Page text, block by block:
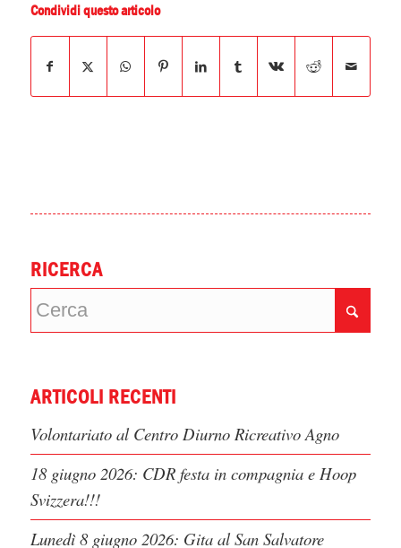
Condividi questo articolo
RICERCA
ARTICOLI RECENTI
Volontariato al Centro Diurno Ricreativo Agno
18 giugno 2026: CDR festa in compagnia e Hoop
Svizzera!!!
Lunedì 8 giugno 2026: Gita al San Salvatore